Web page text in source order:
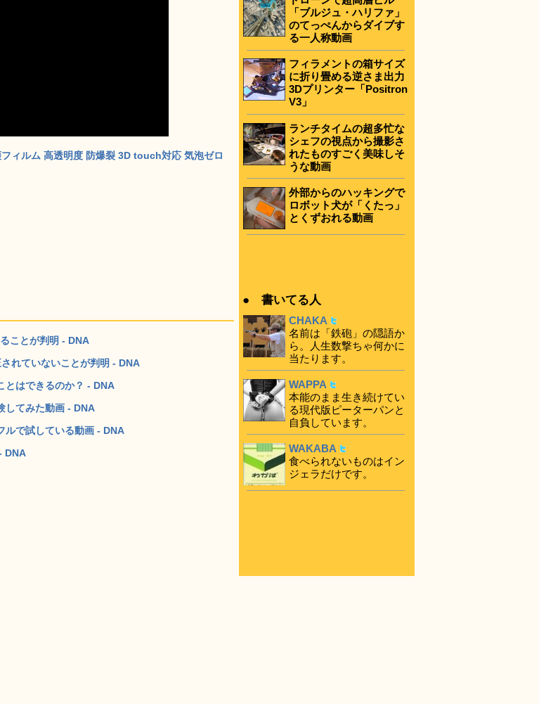
ィルム 高透明度 防爆裂 3D touch対応 気泡ゼロ
ことが判明 - DNA
れていないことが判明 - DNA
とはできるのか？ - DNA
してみた動画 - DNA
ルで試している動画 - DNA
DNA
「ブルジュ・ハリファ」
のてっぺんからダイブす
る一人称動画
フィラメントの箱サイズ
に折り畳める逆さま出力
3Dプリンター「Positron
V3」
ランチタイムの超多忙な
シェフの視点から撮影さ
れたものすごく美味しそ
うな動画
外部からのハッキングで
ロボット犬が「くたっ」
とくずおれる動画
● 書いてる人
CHAKA
名前は「鉄砲」の隠語か
ら。人生数撃ちゃ何かに
当たります。
WAPPA
本能のまま生き続けてい
る現代版ピーターパンと
自負しています。
WAKABA
食べられないものはイン
ジェラだけです。